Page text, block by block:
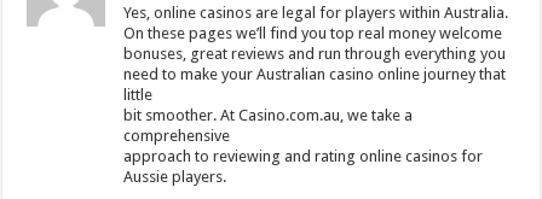
Yes, online casinos are legal for players within Australia.
On these pages we’ll find you top real money welcome
bonuses, great reviews and run through everything you
need to make your Australian casino online journey that
little
bit smoother. At Casino.com.au, we take a
comprehensive
approach to reviewing and rating online casinos for
Aussie players.